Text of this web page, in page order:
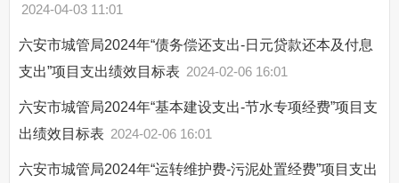
2024-04-03 11:01
六安市城管局2024年“债务偿还支出-日元贷款还本及付息
支出”项目支出绩效目标表 2024-02-06 16:01
六安市城管局2024年“基本建设支出-节水专项经费”项目支
出绩效目标表 2024-02-06 16:01
六安市城管局2024年“运转维护费-污泥处置经费”项目支出